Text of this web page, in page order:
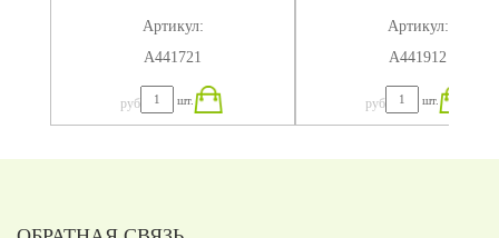
Артикул:
А441721
руб шт.
Артикул:
А441912
руб шт.